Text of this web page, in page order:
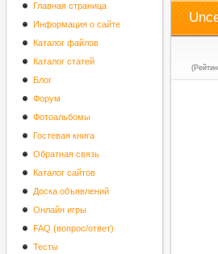
Главная страница
Информация о сайте
Каталог файлов
Каталог статей
Блог
Форум
Фотоальбомы
Гостевая книга
Обратная связь
Каталог сайтов
Доска объявлений
Онлайн игры
FAQ (вопрос/ответ)
Тесты